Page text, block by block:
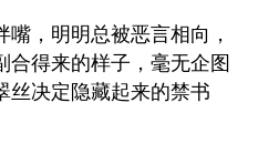
，明明总被恶言相向，
合得来的样子，毫无企图
丝决定隐藏起来的禁书